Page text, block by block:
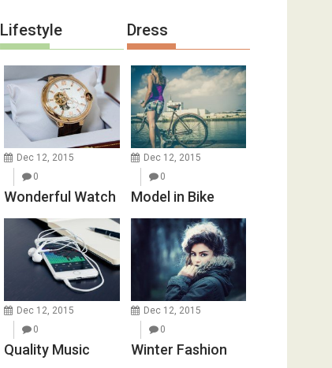
Lifestyle
Dec 12, 2015
0
Wonderful Watch
Dec 12, 2015
0
Quality Music
Dress
Dec 12, 2015
0
Model in Bike
Dec 12, 2015
0
Winter Fashion